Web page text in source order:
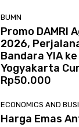
BUMN
Promo DAMRI
2026,
Bandara YIA ke
Yogyakarta
Rp50.000
ECONOMICS AND
Harga Emas